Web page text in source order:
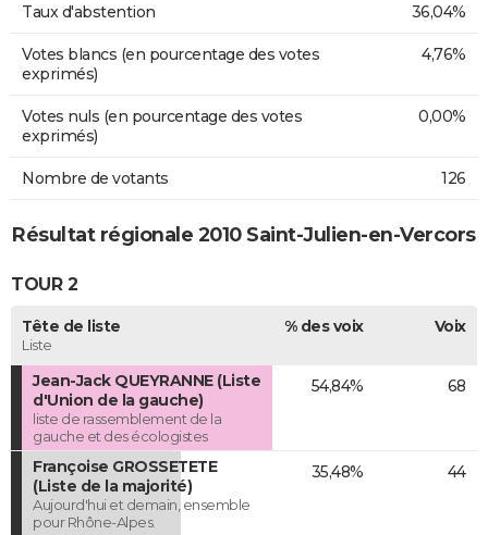
Taux d'abstention 36,04%
Votes blancs (en pourcentage des votes
exprimés)
4,76%
Votes nuls (en pourcentage des votes
exprimés)
0,00%
Nombre de votants 126
Résultat régionale 2010 Saint-Julien-en-Vercors
TOUR 2
Tête de liste
Liste
% des voix Voix
Jean-Jack QUEYRANNE (Liste
d'Union de la gauche)
liste de rassemblement de la
gauche et des écologistes
54,84% 68
Françoise GROSSETETE
(Liste de la majorité)
Aujourd'hui et demain, ensemble
pour Rhône-Alpes.
35,48% 44